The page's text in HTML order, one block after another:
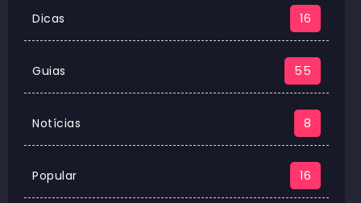
Dicas 16
Guias 55
Notícias 8
Popular 16